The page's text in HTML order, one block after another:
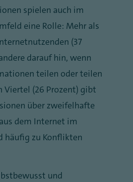
spielen auch im
eine Rolle: Mehr als
(37
darauf hin, wenn
teilen oder teilen
Viertel (26 Prozent) gibt
über zweifelhafte
dem Internet im
häufig zu Konflikten
und